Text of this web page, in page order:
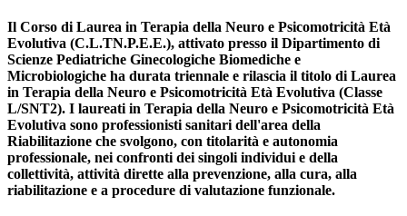
Il Corso di Laurea in Terapia della Neuro e Psicomotricità Età
Evolutiva (C.L.TN.P.E.E.), attivato presso il Dipartimento di
Scienze Pediatriche Ginecologiche Biomediche e
Microbiologiche ha durata triennale e rilascia il titolo di Laurea
in Terapia della Neuro e Psicomotricità Età Evolutiva (Classe
L/SNT2). I laureati in Terapia della Neuro e Psicomotricità Età
Evolutiva sono professionisti sanitari dell'area della
Riabilitazione che svolgono, con titolarità e autonomia
professionale, nei confronti dei singoli individui e della
collettività, attività dirette alla prevenzione, alla cura, alla
riabilitazione e a procedure di valutazione funzionale.